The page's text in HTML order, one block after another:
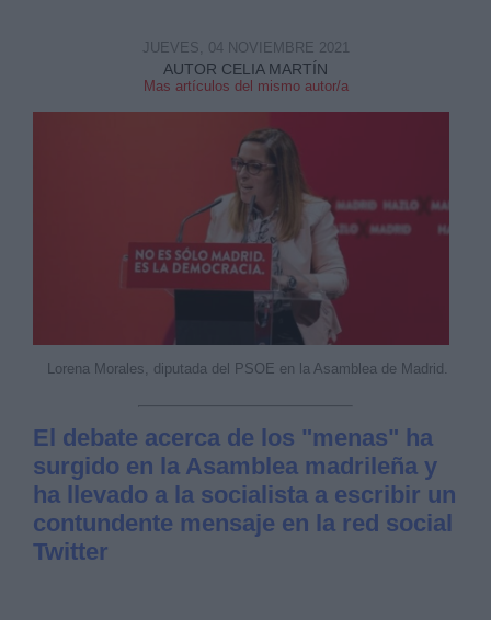
AUTOR CELIA MARTÍN
Mas artículos del mismo autor/a
JUEVES, 04 NOVIEMBRE 2021
Lorena Morales, diputada del PSOE en la Asamblea de Madrid.
El debate acerca de los "menas" ha
surgido en la Asamblea madrileña y
ha llevado a la socialista a escribir un
contundente mensaje en la red social
Twitter